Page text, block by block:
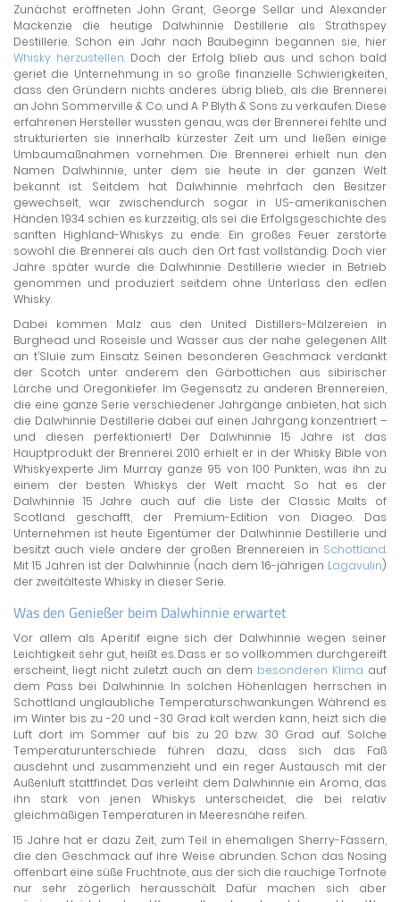
Zunächst eröffneten John Grant, George Sellar und Alexander
Mackenzie die heutige Dalwhinnie Destillerie als Strathspey
Destillerie. Schon ein Jahr nach Baubeginn begannen sie, hier
Whisky herzustellen. Doch der Erfolg blieb aus und schon bald
geriet die Unternehmung in so große finanzielle Schwierigkeiten,
dass den Gründern nichts anderes übrig blieb, als die Brennerei
an John Sommerville & Co. und A P Blyth & Sons zu verkaufen. Diese
erfahrenen Hersteller wussten genau, was der Brennerei fehlte und
strukturierten sie innerhalb kürzester Zeit um und ließen einige
Umbaumaßnahmen vornehmen. Die Brennerei erhielt nun den
Namen Dalwhinnie, unter dem sie heute in der ganzen Welt
bekannt ist. Seitdem hat Dalwhinnie mehrfach den Besitzer
gewechselt, war zwischendurch sogar in US-amerikanischen
Händen. 1934 schien es kurzzeitig, als sei die Erfolgsgeschichte des
sanften Highland-Whiskys zu ende: Ein großes Feuer zerstörte
sowohl die Brennerei als auch den Ort fast vollständig. Doch vier
Jahre später wurde die Dalwhinnie Destillerie wieder in Betrieb
genommen und produziert seitdem ohne Unterlass den edlen
Whisky.
Dabei kommen Malz aus den United Distillers-Mälzereien in
Burghead und Roseisle und Wasser aus der nahe gelegenen Allt
an t’Sluie zum Einsatz. Seinen besonderen Geschmack verdankt
der Scotch unter anderem den Gärbottichen aus sibirischer
Lärche und Oregonkiefer. Im Gegensatz zu anderen Brennereien,
die eine ganze Serie verschiedener Jahrgänge anbieten, hat sich
die Dalwhinnie Destillerie dabei auf einen Jahrgang konzentriert –
und diesen perfektioniert! Der Dalwhinnie 15 Jahre ist das
Hauptprodukt der Brennerei. 2010 erhielt er in der Whisky Bible von
Whiskyexperte Jim Murray ganze 95 von 100 Punkten, was ihn zu
einem der besten Whiskys der Welt macht. So hat es der
Dalwhinnie 15 Jahre auch auf die Liste der Classic Malts of
Scotland geschafft, der Premium-Edition von Diageo. Das
Unternehmen ist heute Eigentümer der Dalwhinnie Destillerie und
besitzt auch viele andere der großen Brennereien in Schottland.
Mit 15 Jahren ist der Dalwhinnie (nach dem 16-jährigen Lagavulin)
der zweitälteste Whisky in dieser Serie.
Was den Genießer beim Dalwhinnie erwartet
Vor allem als Aperitif eigne sich der Dalwhinnie wegen seiner
Leichtigkeit sehr gut, heißt es. Dass er so vollkommen durchgereift
erscheint, liegt nicht zuletzt auch an dem besonderen Klima auf
dem Pass bei Dalwhinnie. In solchen Höhenlagen herrschen in
Schottland unglaubliche Temperaturschwankungen. Während es
im Winter bis zu -20 und -30 Grad kalt werden kann, heizt sich die
Luft dort im Sommer auf bis zu 20 bzw. 30 Grad auf. Solche
Temperaturunterschiede führen dazu, dass sich das Faß
ausdehnt und zusammenzieht und ein reger Austausch mit der
Außenluft stattfindet. Das verleiht dem Dalwhinnie ein Aroma, das
ihn stark von jenen Whiskys unterscheidet, die bei relativ
gleichmäßigen Temperaturen in Meeresnähe reifen.
15 Jahre hat er dazu Zeit, zum Teil in ehemaligen Sherry-Fässern,
die den Geschmack auf ihre Weise abrunden. Schon das Nosing
offenbart eine süße Fruchtnote, aus der sich die rauchige Torfnote
nur sehr zögerlich herausschält. Dafür machen sich aber